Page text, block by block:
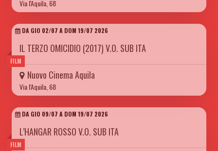
Via l'Aquila, 68
FILM
DA GIO 02/07 A DOM 19/07 2026
IL TERZO OMICIDIO (2017) V.O. SUB ITA
Nuovo Cinema Aquila
Via l'Aquila, 68
FILM
DA GIO 09/07 A DOM 19/07 2026
L’HANGAR ROSSO V.O. SUB ITA